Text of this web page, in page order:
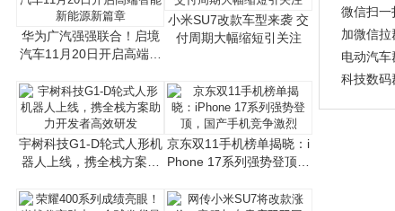
华为广汽强强联合！启境
汽车11月20日开启高端智
小米SU7改款车型来袭 交
付周期大幅缩短引关注
宇树科技G1-D轮式人形机
器人上线，携全栈方案助
京东双11手机榜单揭晓：i
Phone 17系列强势登顶，
微信扫一
加微信拉
电动汽车
科技数码